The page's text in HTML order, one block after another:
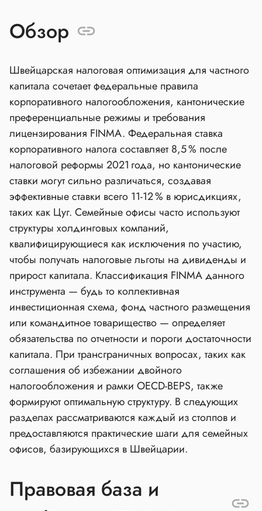
Обзор
Швейцарская налоговая оптимизация для частного
капитала сочетает федеральные правила
корпоративного налогообложения, кантонические
преференциальные режимы и требования
лицензирования FINMA. Федеральная ставка
корпоративного налога составляет 8,5 % после
налоговой реформы 2021 года, но кантонические
ставки могут сильно различаться, создавая
эффективные ставки всего 11‑12 % в юрисдикциях,
таких как Цуг. Семейные офисы часто используют
структуры холдинговых компаний,
квалифицирующиеся как исключения по участию,
чтобы получать налоговые льготы на дивиденды и
прирост капитала. Классификация FINMA данного
инструмента — будь то коллективная
инвестиционная схема, фонд частного размещения
или командитное товарищество — определяет
обязательства по отчетности и пороги достаточности
капитала. При трансграничных вопросах, таких как
соглашения об избежании двойного
налогообложения и рамки OECD‑BEPS, также
формируют оптимальную структуру. В следующих
разделах рассматриваются каждый из столпов и
предоставляются практические шаги для семейных
офисов, базирующихся в Швейцарии.
Правовая база и